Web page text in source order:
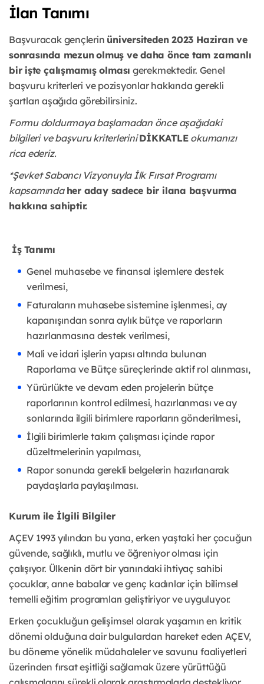
İlan Tanımı
Başvuracak gençlerin üniversiteden 2023 Haziran ve
sonrasında mezunolmuş ve daha önce tam zamanlı
bir işte çalışmamış olması gerekmektedir. Genel
başvuru kriterleri ve pozisyonlar hakkında gerekli
şartları aşağıda görebilirsiniz.
Formu doldurmaya başlamadan önce aşağıdaki
bilgileri ve başvuru kriterleriniDİKKATLE okumanızı
rica ederiz.
*Şevket Sabancı Vizyonuyla İlk Fırsat Programı
kapsamında her aday sadece bir ilana başvurma
hakkına sahiptir.
İş Tanımı
Genel muhasebe ve finansal işlemlere destek
verilmesi,
Faturaların muhasebe sistemine işlenmesi, ay
kapanışından sonra aylık bütçe ve raporların
hazırlanmasına destek verilmesi,
Mali ve idari işlerin yapısı altında bulunan
Raporlama ve Bütçe süreçlerinde aktif rol alınması,
Yürürlükte ve devam eden projelerin bütçe
raporlarının kontrol edilmesi, hazırlanması ve ay
sonlarında ilgili birimlere raporların gönderilmesi,
İlgili birimlerle takım çalışması içinde rapor
düzeltmelerinin yapılması,
Rapor sonunda gerekli belgelerin hazırlanarak
paydaşlarla paylaşılması.
Kurum ile İlgili Bilgiler
AÇEV 1993 yılından bu yana, erken yaştaki her çocuğun
güvende, sağlıklı, mutlu ve öğreniyor olması için
çalışıyor. Ülkenin dört bir yanındaki ihtiyaç sahibi
çocuklar, anne babalar ve genç kadınlar için bilimsel
temelli eğitim programları geliştiriyor ve uyguluyor.
Erken çocukluğun gelişimsel olarak yaşamın en kritik
dönemi olduğuna dair bulgulardan hareket eden AÇEV,
bu döneme yönelik müdahaleler ve savunu faaliyetleri
üzerinden fırsat eşitliği sağlamak üzere yürüttüğü